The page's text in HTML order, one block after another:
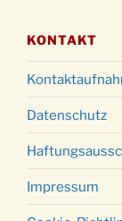
KONTAKT
Datenschutz
Impressum